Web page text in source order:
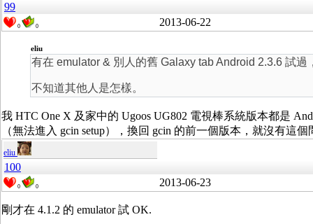
99
0 0 2013-06-22
eliu
有在 emulator & 別人的舊 Galaxy tab Android 2.3.6 試過
不知道其他人是怎樣。
我 HTC One X 及家中的 Ugoos UG802 電視棒系統版本都是
（無法進入 gcin setup），換回 gcin 的前一個版本，就沒有這個
eliu
100
0 0 2013-06-23
剛才在 4.1.2 的 emulator 試 OK.